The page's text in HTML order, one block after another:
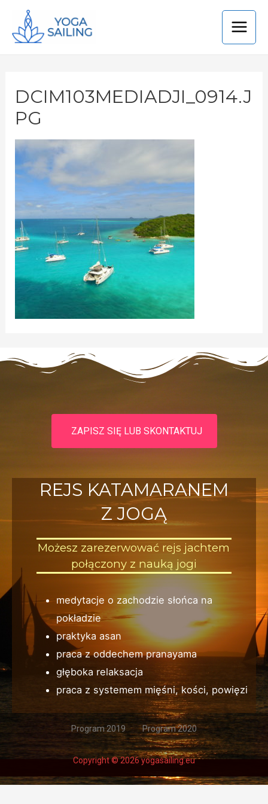
DCIM103MEDIADJI_0914.J
PG
REJS KATAMARANEM
Z JOGĄ
Możesz zarezerwować rejs jachtem
połączony z nauką jogi
medytacje o zachodzie słońca na
pokładzie
praktyka asan
praca z oddechem pranayama
głęboka relaksacja
praca z systemem mięśni, kości, powięzi
ZAPISZ SIĘ LUB SKONTAKTUJ
Copyright © 2026 yogasailing.eu
Program 2019 Program 2020